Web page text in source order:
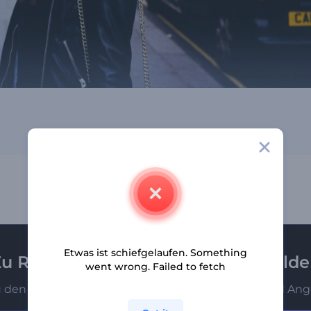
Renderforest-Newsletter
den Ersten, die unsere neuesten Nachrichten und
Etwas ist schiefgelaufen. Something
went wrong. Failed to fetch